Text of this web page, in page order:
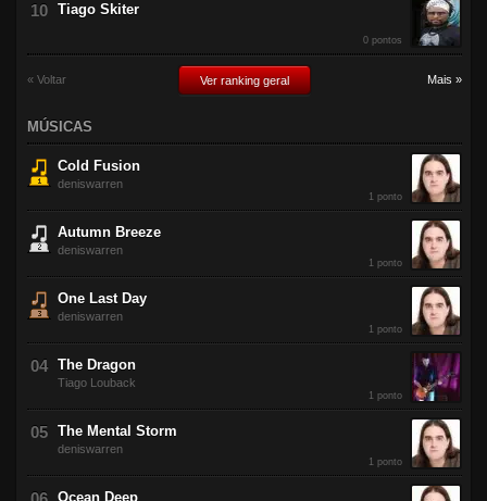
Tiago Skiter
0 pontos
« Voltar Ver ranking geral Mais »
MÚSICAS
Cold Fusion
deniswarren
1 ponto
Autumn Breeze
deniswarren
1 ponto
One Last Day
deniswarren
1 ponto
The Dragon
Tiago Louback
1 ponto
The Mental Storm
deniswarren
1 ponto
Ocean Deep